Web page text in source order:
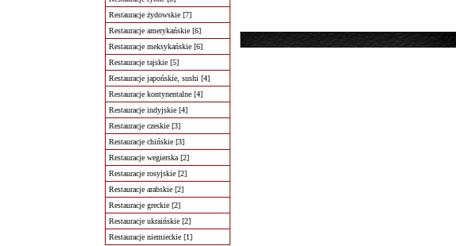
Restauracje żydowskie [7]
Restauracje amerykańskie [6]
Restauracje meksykańskie [6]
Restauracje tajskie [5]
Restauracje japońskie, sushi [4]
Restauracje kontynentalne [4]
Restauracje indyjskie [4]
Restauracje czeskie [3]
Restauracje chińskie [3]
Restauracje wegierska [2]
Restauracje rosyjskie [2]
Restauracje arabskie [2]
Restauracje greckie [2]
Restauracje ukraińskie [2]
Restauracje niemieckie [1]